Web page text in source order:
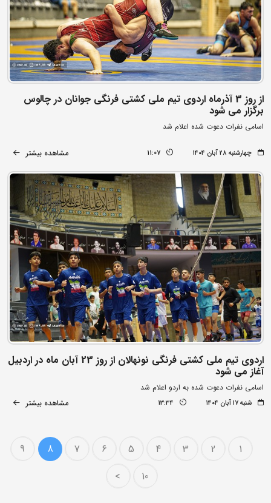
از روز 3 آذرماه اردوی تیم ملی کشتی فرنگی جوانان در چالوس
برگزار می شود
اسامی نفرات دعوت شده اعلام شد
چهارشنبه ۲۸ آبان ۱۴۰۴ 11:07 مشاهده بیشتر
اردوی تیم ملی کشتی فرنگی نونهالان از روز 23 آبان ماه در اردبیل
آغاز می شود
اسامی نفرات دعوت شده به اردو اعلام شد
شنبه ۱۷ آبان ۱۴۰۴ 13:34 مشاهده بیشتر
1
2
3
4
5
6
7
8
9
10
>